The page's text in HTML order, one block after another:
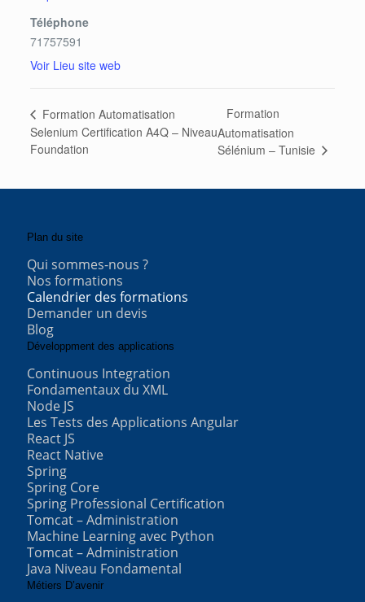
Téléphone
71757591
Voir Lieu site web
Formation Automatisation
Selenium Certification A4Q – Niveau
Foundation
Formation
Automatisation
Sélénium – Tunisie
Plan du site
Qui sommes-nous ?
Nos formations
Calendrier des formations
Demander un devis
Blog
Développment des applications
Continuous Integration
Fondamentaux du XML
Node JS
Les Tests des Applications Angular
React JS
React Native
Spring
Spring Core
Spring Professional Certification
Tomcat – Administration
Machine Learning avec Python
Tomcat – Administration
Java Niveau Fondamental
Métiers D’avenir